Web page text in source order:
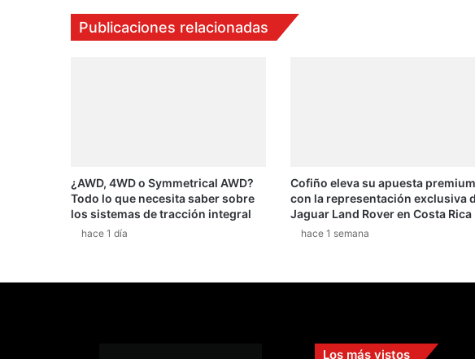
Publicaciones relacionadas
¿AWD, 4WD o Symmetrical AWD?
Todo lo que necesita saber sobre
los sistemas de tracción integral
hace 1 día
Cofiño eleva su apuesta premium
con la representación exclusiva
Jaguar Land Rover en Costa Rica
hace 1 semana
Los más vistos